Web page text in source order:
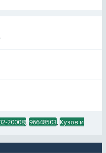
20008) 96648503 Кузов и